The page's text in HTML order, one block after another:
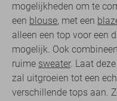
mogelijkheden om te
een blouse, met een
alleen een top voor een
mogelijk. Ook
ruime sweater. Laat
zal uitgroeien tot een
verschillende tops aan.